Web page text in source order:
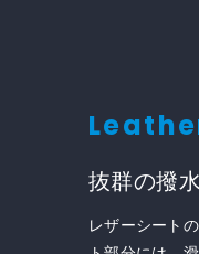
抜群の撥
レザーシート